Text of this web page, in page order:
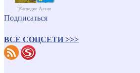
Наследие Алтая
Подписаться
ВСЕ СОЦСЕТИ >>>